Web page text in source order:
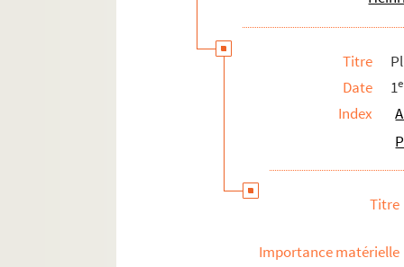
Titre
Date
1
Index
Titre
Importance matérielle